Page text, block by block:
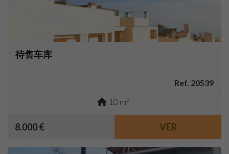
待售车库
Ref. 20539
10 m2
8.000 € VER